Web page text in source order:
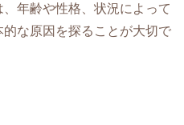
年齢や性格、状況によって
な原因を探ることが大切で